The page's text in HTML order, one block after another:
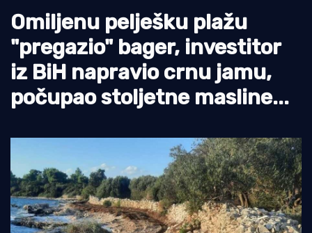
Ribolov
Ekologija
Tradicija i kultura
Omiljenu pelješku plažu
"pregazio" bager, investitor
iz BiH napravio crnu jamu,
počupao stoljetne masline...